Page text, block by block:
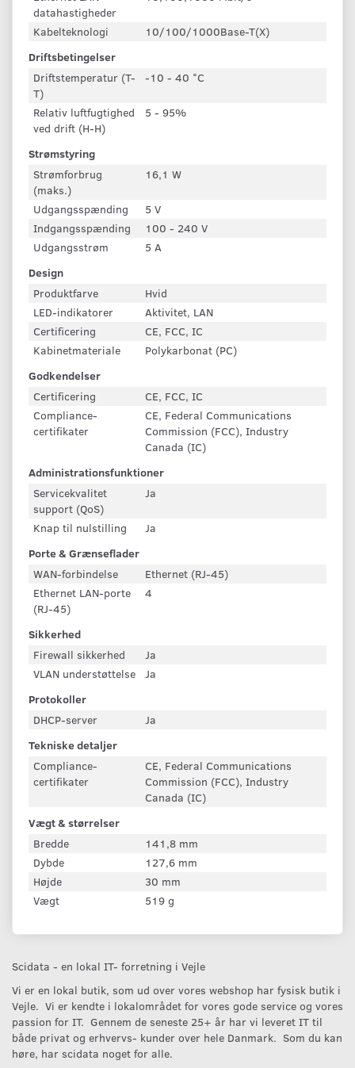
datahastigheder
Kabelteknologi
10/100/1000Base-T(X)
Driftsbetingelser
Driftstemperatur (T-
T)
-10 - 40 °C
Relativ luftfugtighed
ved drift (H-H)
5 - 95%
Strømstyring
Strømforbrug
(maks.)
16,1 W
Udgangsspænding
5 V
Indgangsspænding
100 - 240 V
Udgangsstrøm
5 A
Design
Produktfarve
Hvid
LED-indikatorer
Aktivitet, LAN
Certificering
CE, FCC, IC
Kabinetmateriale
Polykarbonat (PC)
Godkendelser
Certificering
CE, FCC, IC
Compliance-
certifikater
CE, Federal Communications
Commission (FCC), Industry
Canada (IC)
Administrationsfunktioner
Servicekvalitet
support (QoS)
Ja
Knap til nulstilling
Ja
Porte & Grænseflader
WAN-forbindelse
Ethernet (RJ-45)
Ethernet LAN-porte
(RJ-45)
4
Sikkerhed
Firewall sikkerhed
Ja
VLAN understøttelse
Ja
Protokoller
DHCP-server
Ja
Tekniske detaljer
Compliance-
certifikater
CE, Federal Communications
Commission (FCC), Industry
Canada (IC)
Vægt & størrelser
Bredde
141,8 mm
Dybde
127,6 mm
Højde
30 mm
Vægt
519 g
Scidata - en lokal IT- forretning i Vejle
Vi er en lokal butik, som ud over vores webshop har fysisk butik i
Vejle. Vi er kendte i lokalområdet for vores gode service og vores
passion for IT. Gennem de seneste 25+ år har vi leveret IT til
både privat og erhvervs- kunder over hele Danmark. Som du kan
høre, har scidata noget for alle.